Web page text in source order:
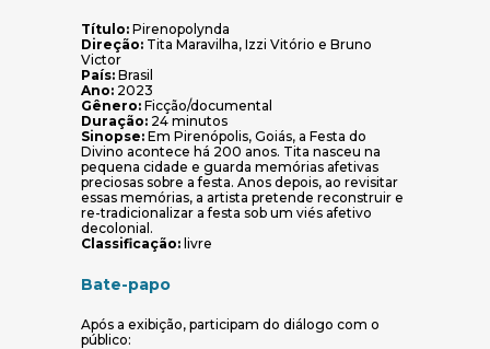
Título: Pirenopolynda
Direção: Tita Maravilha, Izzi Vitório e Bruno
Victor
País: Brasil
Ano: 2023
Gênero: Ficção/documental
Duração: 24 minutos
Sinopse: Em Pirenópolis, Goiás, a Festa do
Divino acontece há 200 anos. Tita nasceu na
pequena cidade e guarda memórias afetivas
preciosas sobre a festa. Anos depois, ao revisitar
essas memórias, a artista pretende reconstruir e
re-tradicionalizar a festa sob um viés afetivo
decolonial.
Classificação: livre
Bate-papo
Após a exibição, participam do diálogo com o
público: